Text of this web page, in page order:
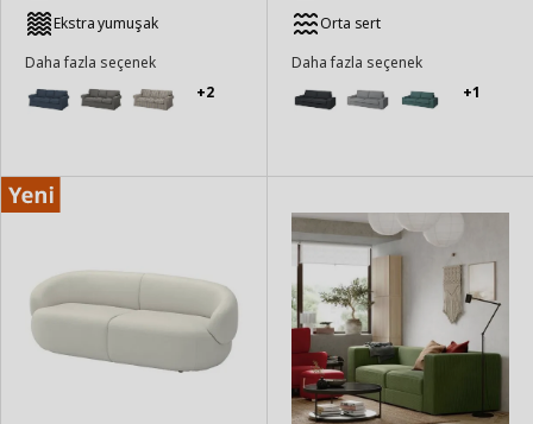
Ekstra yumuşak
Daha fazla seçenek
+2
Orta sert
Daha fazla seçenek
+1